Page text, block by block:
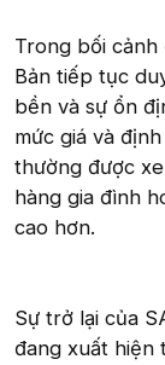
Trong bối cảnh
Bản tiếp tục
bền và sự ổn
mức giá và
thường được
hàng gia đình
cao hơn.
Sự trở lại của
đang xuất hiện